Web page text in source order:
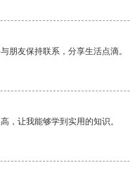
朋友保持联系，分享生活点滴。
，让我能够学到实用的知识。